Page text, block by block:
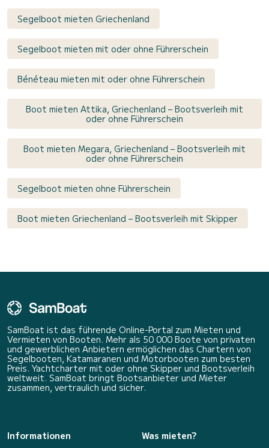
Segelboot mieten Griechenland
Segelboot mieten mit oder ohne Führerschein
Bénéteau mieten mit oder ohne Führerschein
Boot mieten Attika, Griechenland – Bootsverleih mit
oder ohne Führerschein
Boot mieten Megara, Griechenland – Bootsverleih mit
oder ohne Führerschein
Segelboot mieten ohne Führerschein
Boot mieten Griechenland – Bootsverleih mit Skipper
SamBoat ist das führende Online-Portal zum Mieten und
Vermieten von Booten. Mehr als 50 000 Boote von privaten
und gewerblichen Anbietern ermöglichen das Chartern von
Segelbooten, Katamaranen und Motorbooten zum besten
Preis. Yachtcharter mit oder ohne Skipper und Bootsverleih
weltweit. SamBoat bringt Bootsanbieter und Mieter
zusammen, vertraulich und sicher.
Informationen
Was mieten?